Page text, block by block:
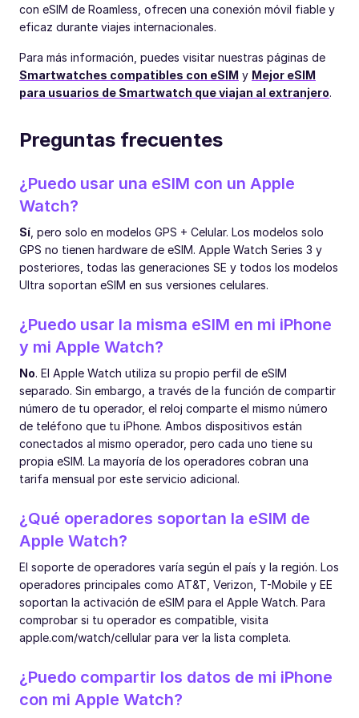
con eSIM de Roamless, ofrecen una conexión móvil fiable y
eficaz durante viajes internacionales.
Para más información, puedes visitar nuestras páginas de
Smartwatches compatibles con eSIM y Mejor eSIM
para usuarios de Smartwatch que viajan al extranjero.
Preguntas frecuentes
¿Puedo usar una eSIM con un Apple
Watch?
Sí , pero solo en modelos GPS + Celular. Los modelos solo
GPS no tienen hardware de eSIM. Apple Watch Series 3 y
posteriores, todas las generaciones SE y todos los modelos
Ultra soportan eSIM en sus versiones celulares.
¿Puedo usar la misma eSIM en mi iPhone
y mi Apple Watch?
No. El Apple Watch utiliza su propio perfil de eSIM
separado. Sin embargo, a través de la función de compartir
número de tu operador, el reloj comparte el mismo número
de teléfono que tu iPhone. Ambos dispositivos están
conectados al mismo operador, pero cada uno tiene su
propia eSIM. La mayoría de los operadores cobran una
tarifa mensual por este servicio adicional.
¿Qué operadores soportan la eSIM de
Apple Watch?
El soporte de operadores varía según el país y la región. Los
operadores principales como AT&T, Verizon, T-Mobile y EE
soportan la activación de eSIM para el Apple Watch. Para
comprobar si tu operador es compatible, visita
apple.com/watch/cellular para ver la lista completa.
¿Puedo compartir los datos de mi iPhone
con mi Apple Watch?